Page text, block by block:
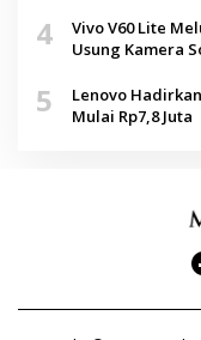
4
Vivo V60 Lite
Usung Kamera
5
Lenovo
Mulai Rp7,8 Juta